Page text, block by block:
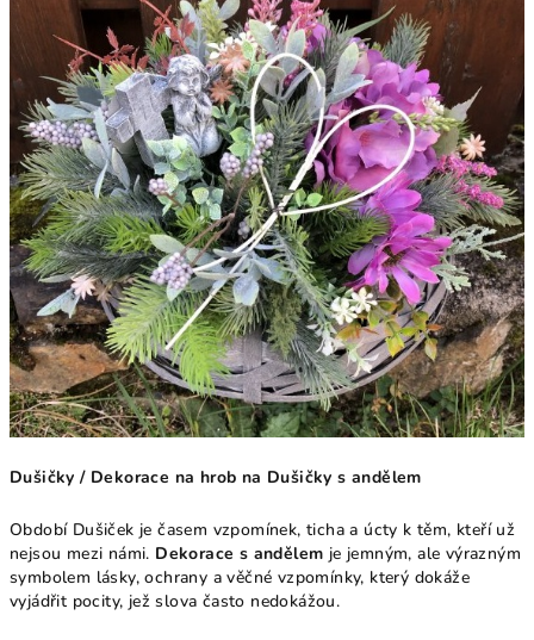
Dušičky / Dekorace na hrob na Dušičky s andělem
Období Dušiček je časem vzpomínek, ticha a úcty k těm, kteří už
nejsou mezi námi. Dekorace s andělem je jemným, ale výrazným
symbolem lásky, ochrany a věčné vzpomínky, který dokáže
vyjádřit pocity, jež slova často nedokážou.